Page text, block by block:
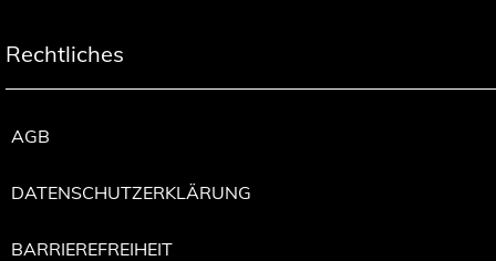
Rechtliches
AGB
DATENSCHUTZERKLÄRUNG
BARRIEREFREIHEIT